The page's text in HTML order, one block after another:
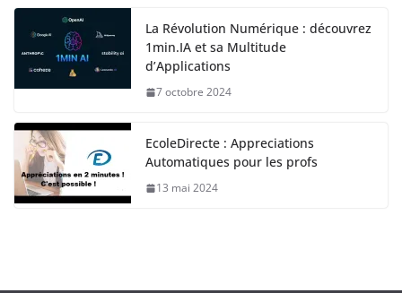
La Révolution Numérique : découvrez
1min.IA et sa Multitude
d’Applications
7 octobre 2024
EcoleDirecte : Appreciations
Automatiques pour les profs
13 mai 2024